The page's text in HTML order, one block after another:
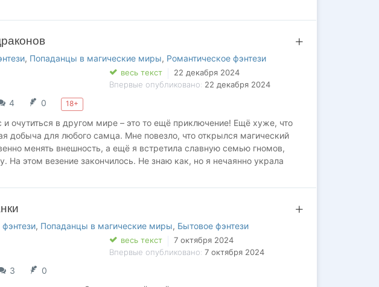
только одно: «ты наша предначертанная».
, Попаданцы в магические миры, Романтическое фэнтези
весь текст
22 декабря 2024
Впервые опубликовано: 22 декабря 2024
4 0 18+
и очутиться в другом мире – это то ещё приключение! Ещё хуже, что
добыча для любого самца. Мне повезло, что открылся магический
менять внешность, а ещё я встретила славную семью гномов,
На этом везение закончилось. Не знаю как, но я нечаянно украла
Вернее, это не я, а он сам мне на руку наделся! Вот только как
и злым драконам?!
, Попаданцы в магические миры, Бытовое фэнтези
весь текст
7 октября 2024
Впервые опубликовано: 7 октября 2024
3
0